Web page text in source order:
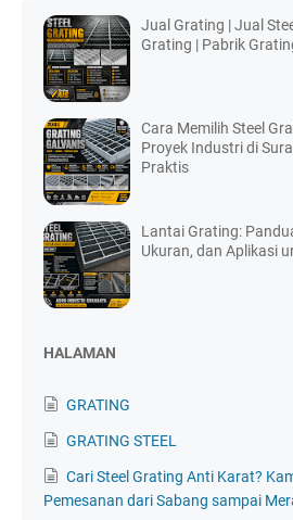
Jual Grating | Jual
Grating | Pabrik
Cara Memilih Steel
Proyek Industri di
Praktis
Lantai Grating:
Ukuran, dan Aplikasi
HALAMAN
GRATING
GRATING STEEL
Cari Steel Grating Anti Karat?
Pemesanan dari Sabang sampai